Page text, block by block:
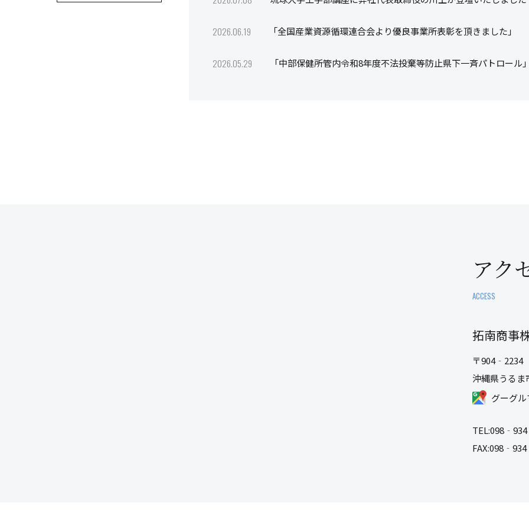
2026.06.19 「全国産業資源循環連合会より優良事業所表彰を頂きました」
2026.05.29 「中部保健所管内令和8年度不法投棄等防止県下一斉パトロール
アク
ACCESS
拓南商事
〒904‐2234
沖縄県うるま
グーグ
TEL: